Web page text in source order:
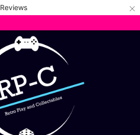
Reviews ×